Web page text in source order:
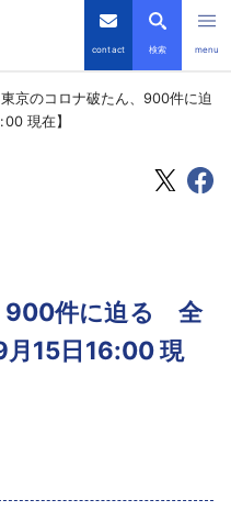
contact 検索 menu
業情報
東京のコロナ破たん、900件に迫
現在】
900件に迫る 全
月15日16:00 現